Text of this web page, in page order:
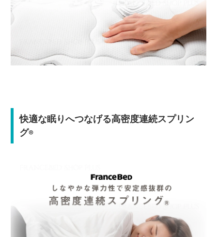
快適な眠りへつなげる高密度連続スプリン
グ®